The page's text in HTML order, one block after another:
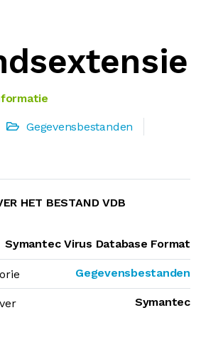
Gegevensbestanden
HET BESTAND VDB
Symantec Virus Database Format
Gegevensbestanden
Symantec